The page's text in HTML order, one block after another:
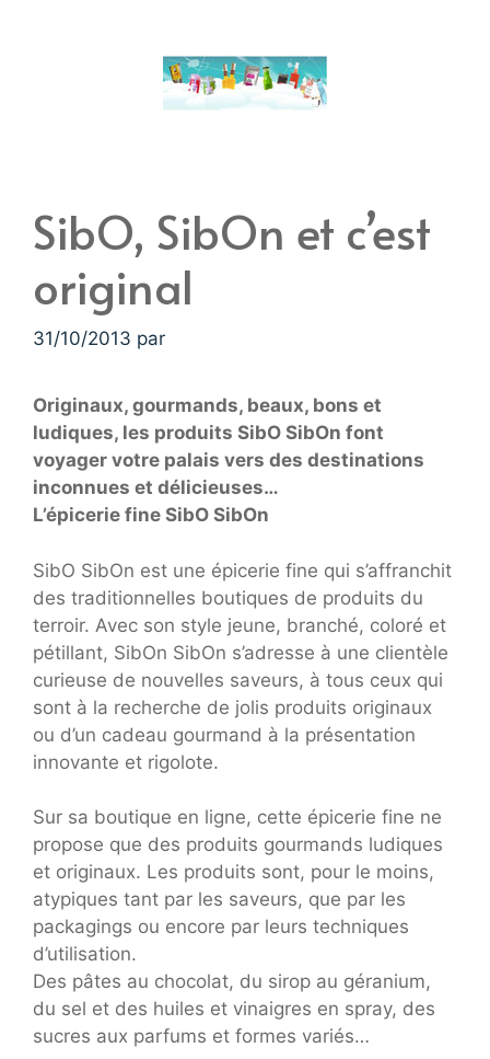
SibO, SibOn et c’est
original
31/10/2013 par
Originaux, gourmands, beaux, bons et
ludiques, les produits SibO SibOn font
voyager votre palais vers des destinations
inconnues et délicieuses…
L’épicerie fine SibO SibOn
SibO SibOn est une épicerie fine qui s’affranchit
des traditionnelles boutiques de produits du
terroir. Avec son style jeune, branché, coloré et
pétillant, SibOn SibOn s’adresse à une clientèle
curieuse de nouvelles saveurs, à tous ceux qui
sont à la recherche de jolis produits originaux
ou d’un cadeau gourmand à la présentation
innovante et rigolote.
Sur sa boutique en ligne, cette épicerie fine ne
propose que des produits gourmands ludiques
et originaux. Les produits sont, pour le moins,
atypiques tant par les saveurs, que par les
packagings ou encore par leurs techniques
d’utilisation.
Des pâtes au chocolat, du sirop au géranium,
du sel et des huiles et vinaigres en spray, des
sucres aux parfums et formes variés…